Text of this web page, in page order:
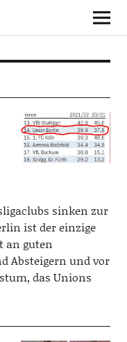
sinken zur
ist der einzige
an guten
Absteigern und vor
das Unions